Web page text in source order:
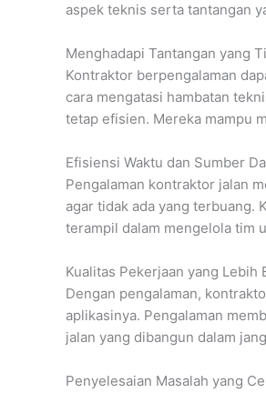
aspek teknis serta tantangan
Menghadapi Tantangan yang
Kontraktor berpengalaman
cara mengatasi hambatan
tetap efisien. Mereka mampu
Efisiensi Waktu dan Sumber
Pengalaman kontraktor jalan
agar tidak ada yang terbuang.
terampil dalam mengelola tim
Kualitas Pekerjaan yang Lebih
Dengan pengalaman,
aplikasinya. Pengalaman
jalan yang dibangun dalam
Penyelesaian Masalah yang